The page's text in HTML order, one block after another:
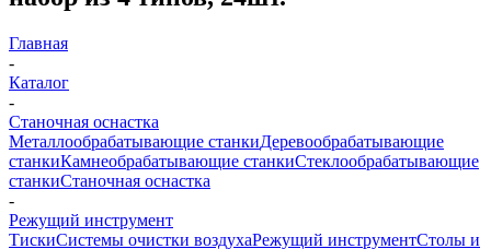
Главная
-
Каталог
-
Станочная оснастка
Металлообрабатывающие станкиДеревообрабатывающие
станкиКамнеобрабатывающие станкиСтеклообрабатывающие
станкиСтаночная оснастка
-
Режущий инструмент
ТискиСистемы очистки воздухаРежущий инструментСтолы и